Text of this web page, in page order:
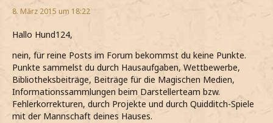
8. März 2015 um 18:22
Hallo Hund124,
nein, für reine Posts im Forum bekommst du keine Punkte.
Punkte sammelst du durch Hausaufgaben, Wettbewerbe,
Bibliotheksbeiträge, Beiträge für die Magischen Medien,
Informationssammlungen beim Darstellerteam bzw.
Fehlerkorrekturen, durch Projekte und durch Quidditch-Spiele
mit der Mannschaft deines Hauses.